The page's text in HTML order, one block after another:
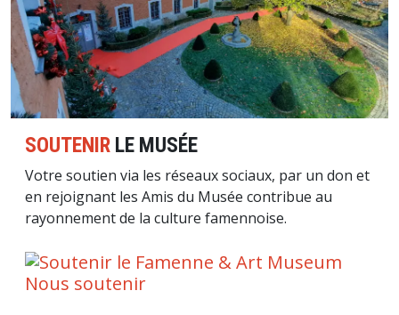
SOUTENIR LE MUSÉE
Votre soutien via les réseaux sociaux, par un don et
en rejoignant les Amis du Musée contribue au
rayonnement de la culture famennoise.
Nous soutenir